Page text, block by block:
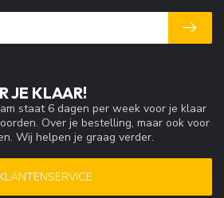
JE KLAAR!
staat 6 dagen per week voor je klaar
Over je bestelling, maar ook voor
Wij helpen je graag verder.
KLANTENSERVICE